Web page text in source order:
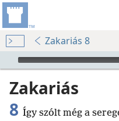
Zakariás 8
Audio Player
Zakariás
8 Így szólt még a